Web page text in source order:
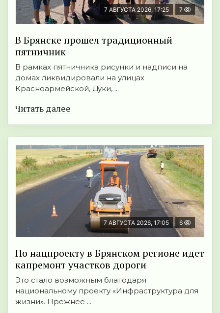
7 АВГУСТА 2026, 17:25 7
В Брянске прошел традиционный
пятничник
В рамках пятничника рисунки и надписи на
домах ликвидировали на улицах
Красноармейской, Дуки, ...
Читать далее
7 АВГУСТА 2026, 17:05 6
По нацпроекту в Брянском регионе идет
капремонт участков дороги
Это стало возможным благодаря
национальному проекту «Инфраструктура для
жизни». Прежнее ...